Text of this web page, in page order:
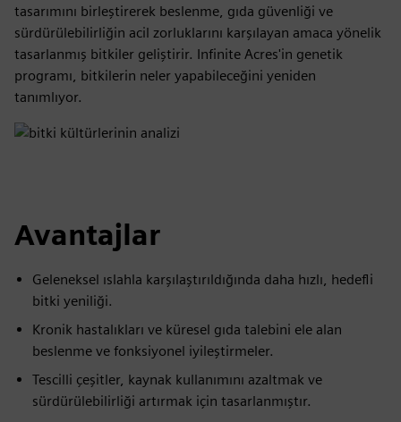
tasarımını birleştirerek beslenme, gıda güvenliği ve
sürdürülebilirliğin acil zorluklarını karşılayan amaca yönelik
tasarlanmış bitkiler geliştirir. Infinite Acres'in genetik
programı, bitkilerin neler yapabileceğini yeniden
tanımlıyor.
Avantajlar
Geleneksel ıslahla karşılaştırıldığında daha hızlı, hedefli
bitki yeniliği.
Kronik hastalıkları ve küresel gıda talebini ele alan
beslenme ve fonksiyonel iyileştirmeler.
Tescilli çeşitler, kaynak kullanımını azaltmak ve
sürdürülebilirliği artırmak için tasarlanmıştır.